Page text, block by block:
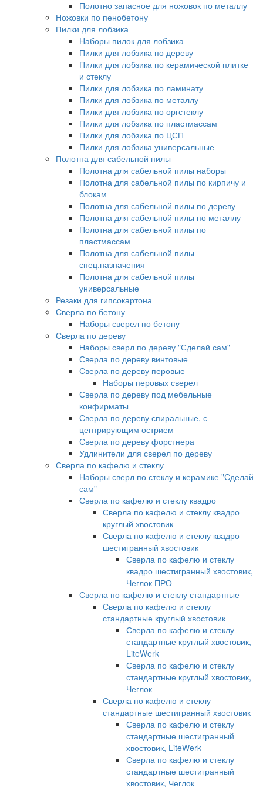
Полотно запасное для ножовок по металлу
Ножовки по пенобетону
Пилки для лобзика
Наборы пилок для лобзика
Пилки для лобзика по дереву
Пилки для лобзика по керамической плитке
и стеклу
Пилки для лобзика по ламинату
Пилки для лобзика по металлу
Пилки для лобзика по оргстеклу
Пилки для лобзика по пластмассам
Пилки для лобзика по ЦСП
Пилки для лобзика универсальные
Полотна для сабельной пилы
Полотна для сабельной пилы наборы
Полотна для сабельной пилы по кирпичу и
блокам
Полотна для сабельной пилы по дереву
Полотна для сабельной пилы по металлу
Полотна для сабельной пилы по
пластмассам
Полотна для сабельной пилы
спец.назначения
Полотна для сабельной пилы
универсальные
Резаки для гипсокартона
Сверла по бетону
Наборы сверел по бетону
Сверла по дереву
Наборы сверл по дереву "Сделай сам"
Сверла по дереву винтовые
Сверла по дереву перовые
Наборы перовых сверел
Сверла по дереву под мебельные
конфирматы
Сверла по дереву спиральные, с
центрирующим острием
Сверла по дереву форстнера
Удлинители для сверел по дереву
Сверла по кафелю и стеклу
Наборы сверл по стеклу и керамике "Сделай
сам"
Сверла по кафелю и стеклу квадро
Сверла по кафелю и стеклу квадро
круглый хвостовик
Сверла по кафелю и стеклу квадро
шестигранный хвостовик
Сверла по кафелю и стеклу
квадро шестигранный хвостовик,
Чеглок ПРО
Сверла по кафелю и стеклу стандартные
Сверла по кафелю и стеклу
стандартные круглый хвостовик
Сверла по кафелю и стеклу
стандартные круглый хвостовик,
LiteWerk
Сверла по кафелю и стеклу
стандартные круглый хвостовик,
Чеглок
Сверла по кафелю и стеклу
стандартные шестигранный хвостовик
Сверла по кафелю и стеклу
стандартные шестигранный
хвостовик, LiteWerk
Сверла по кафелю и стеклу
стандартные шестигранный
хвостовик, Чеглок